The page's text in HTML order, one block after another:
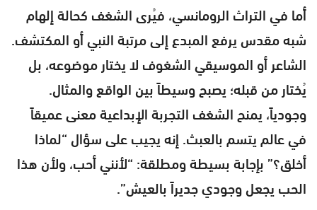
أما في التراث الرومانسي، فيُرى الشغف كحالة إلهام
شبه مقدس يرفع المبدع إلى مرتبة النبي أو المكتشف.
الشاعر أو الموسيقي الشغوف لا يختار موضوعه، بل
يُختار من قبله؛ يصبح وسيطاً بين الواقع والمثال.
وجودياً، يمنح الشغف التجربة الإبداعية معنى عميقاً
في عالم يتسم بالعبث. إنه يجيب على سؤال “لماذا
أخلق؟” بإجابة بسيطة ومطلقة: “لأنني أحب، ولأن هذا
الحب يجعل وجودي جديراً بالعيش”.